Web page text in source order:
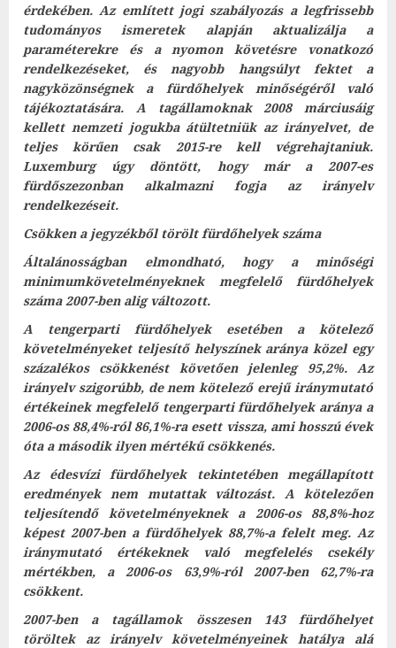
érdekében. Az említett jogi szabályozás a legfrissebb
tudományos ismeretek alapján aktualizálja a
paraméterekre és a nyomon követésre vonatkozó
rendelkezéseket, és nagyobb hangsúlyt fektet a
nagyközönségnek a fürdőhelyek minőségéről való
tájékoztatására. A tagállamoknak 2008 márciusáig
kellett nemzeti jogukba átültetniük az irányelvet, de
teljes körűen csak 2015-re kell végrehajtaniuk.
Luxemburg úgy döntött, hogy már a 2007-es
fürdőszezonban alkalmazni fogja az irányelv
rendelkezéseit.
Csökken a jegyzékből törölt fürdőhelyek száma
Általánosságban elmondható, hogy a minőségi
minimumkövetelményeknek megfelelő fürdőhelyek
száma 2007-ben alig változott.
A tengerparti fürdőhelyek esetében a kötelező
követelményeket teljesítő helyszínek aránya közel egy
százalékos csökkenést követően jelenleg 95,2%. Az
irányelv szigorúbb, de nem kötelező erejű iránymutató
értékeinek megfelelő tengerparti fürdőhelyek aránya a
2006-os 88,4%-ról 86,1%-ra esett vissza, ami hosszú évek
óta a második ilyen mértékű csökkenés.
Az édesvízi fürdőhelyek tekintetében megállapított
eredmények nem mutattak változást. A kötelezően
teljesítendő követelményeknek a 2006-os 88,8%-hoz
képest 2007-ben a fürdőhelyek 88,7%-a felelt meg. Az
iránymutató értékeknek való megfelelés csekély
mértékben, a 2006-os 63,9%-ról 2007-ben 62,7%-ra
csökkent.
2007-ben a tagállamok összesen 143 fürdőhelyet
töröltek az irányelv követelményeinek hatálya alá